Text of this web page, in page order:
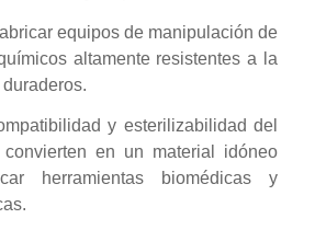
equipos de manipulación de
altamente resistentes a la
y esterilizabilidad del
en un material idóneo
herramientas biomédicas y